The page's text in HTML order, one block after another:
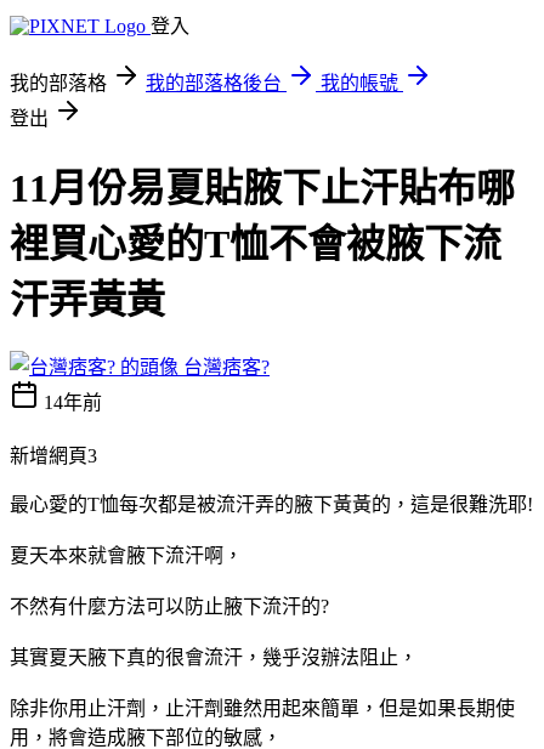
登入
我的部落格 我的部落格後台
我的帳號
登出
11月份易夏貼腋下止汗貼布哪
裡買心愛的T恤不會被腋下流
汗弄黃黃
台灣痞客?
14年前
新增網頁3
最心愛的T恤每次都是被流汗弄的腋下黃黃的，這是很難洗耶!
夏天本來就會腋下流汗啊，
不然有什麼方法可以防止腋下流汗的?
其實夏天腋下真的很會流汗，幾乎沒辦法阻止，
除非你用止汗劑，止汗劑雖然用起來簡單，但是如果長期使
用，將會造成腋下部位的敏感，